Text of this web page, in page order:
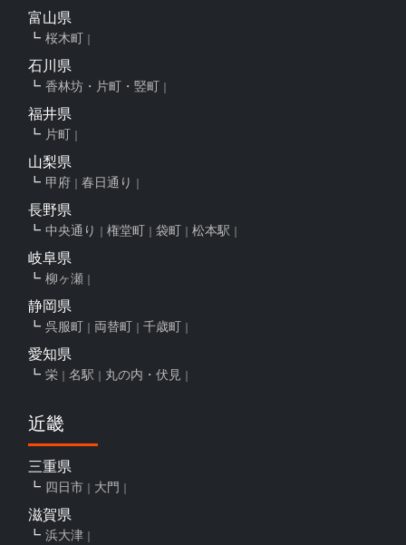
富山県
桜木町
石川県
香林坊・片町・竪町
福井県
片町
山梨県
甲府 春日通り
長野県
中央通り 権堂町 袋町 松本駅
岐阜県
柳ヶ瀬
静岡県
呉服町 両替町 千歳町
愛知県
栄 名駅 丸の内・伏見
近畿
三重県
四日市 大門
滋賀県
浜大津